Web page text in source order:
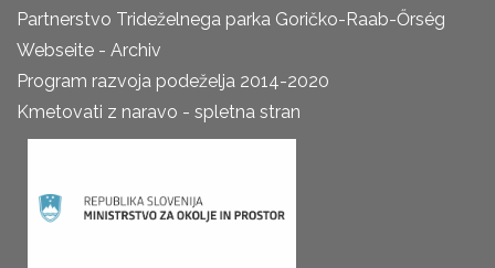
Partnerstvo Trideželnega parka Goričko-Raab-Őrség
Webseite - Archiv
Program razvoja podeželja 2014-2020
Kmetovati z naravo - spletna stran